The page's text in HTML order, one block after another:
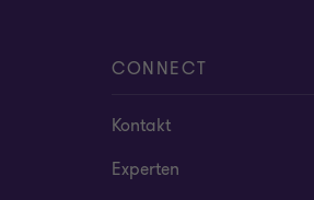
CONNECT
Kontakt
Experten